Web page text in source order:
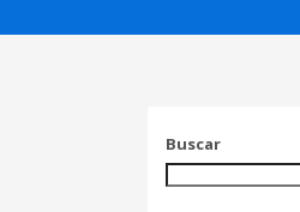
Buscar